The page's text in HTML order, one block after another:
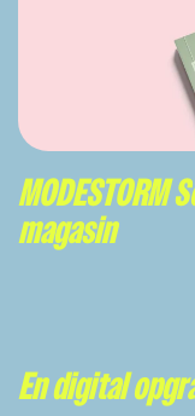
magasin
En digital